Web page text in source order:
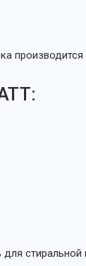
для